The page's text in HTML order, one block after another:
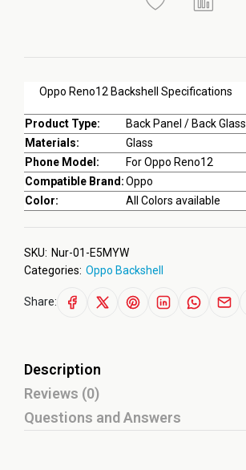
Oppo Reno12 Backshell Specifications
Product Type:
Back Panel / Back Glass
Materials:
Glass
Phone Model:
For Oppo Reno12
Compatible Brand:Oppo
Color:
All Colors available
SKU: Nur-01-E5MYW
Categories: Oppo Backshell
Share:
Description
Reviews (0)
Questions and Answers